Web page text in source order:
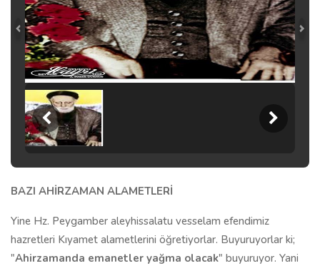
BAZI AHİRZAMAN ALAMETLERİ
Yine Hz. Peygamber aleyhissalatu vesselam efendimiz
hazretleri Kıyamet alametlerini öğretiyorlar. Buyuruyorlar ki;
"Ahirzamanda emanetler yağma olacak" buyuruyor. Yani